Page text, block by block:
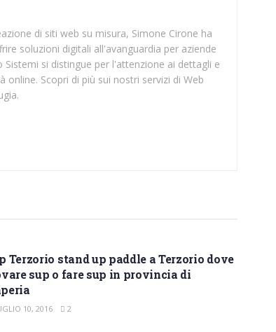
di siti web su misura, Simone Cirone ha
soluzioni digitali all'avanguardia per aziende
Sistemi si distingue per l'attenzione ai dettagli e
Scopri di più sui nostri servizi di Web
Terzorio stand up paddle a Terzorio dove
sup o fare sup in provincia di
10, 2016 2